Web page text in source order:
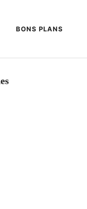
BONS PLANS